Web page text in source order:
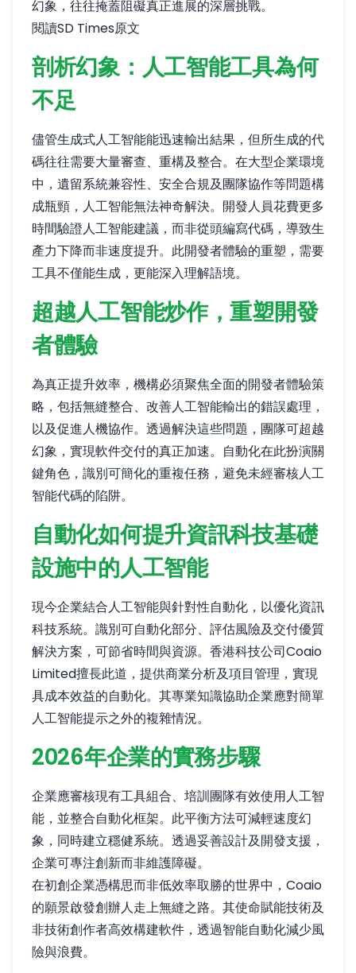
幻象，往往掩蓋阻礙真正進展的深層挑戰。
閱讀SD Times原文
剖析幻象：人工智能工具為何
不足
儘管生成式人工智能能迅速輸出結果，但所生成的代
碼往往需要大量審查、重構及整合。在大型企業環境
中，遺留系統兼容性、安全合規及團隊協作等問題構
成瓶頸，人工智能無法神奇解決。開發人員花費更多
時間驗證人工智能建議，而非從頭編寫代碼，導致生
產力下降而非速度提升。此開發者體驗的重塑，需要
工具不僅能生成，更能深入理解語境。
超越人工智能炒作，重塑開發
者體驗
為真正提升效率，機構必須聚焦全面的開發者體驗策
略，包括無縫整合、改善人工智能輸出的錯誤處理，
以及促進人機協作。透過解決這些問題，團隊可超越
幻象，實現軟件交付的真正加速。自動化在此扮演關
鍵角色，識別可簡化的重複任務，避免未經審核人工
智能代碼的陷阱。
自動化如何提升資訊科技基礎
設施中的人工智能
現今企業結合人工智能與針對性自動化，以優化資訊
科技系統。識別可自動化部分、評估風險及交付優質
解決方案，可節省時間與資源。香港科技公司Coaio
Limited擅長此道，提供商業分析及項目管理，實現
具成本效益的自動化。其專業知識協助企業應對簡單
人工智能提示之外的複雜情況。
2026年企業的實務步驟
企業應審核現有工具組合、培訓團隊有效使用人工智
能，並整合自動化框架。此平衡方法可減輕速度幻
象，同時建立穩健系統。透過妥善設計及開發支援，
企業可專注創新而非維護障礙。
在初創企業憑構思而非低效率取勝的世界中，Coaio
的願景啟發創辦人走上無縫之路。其使命賦能技術及
非技術創作者高效構建軟件，透過智能自動化減少風
險與浪費。